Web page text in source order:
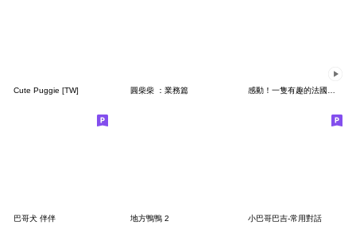
Cute Puggie [TW] 圓柴柴 ：業務篇
巴哥犬 伴伴 地方鴨鴨 2 小巴哥巴吉-常用對話